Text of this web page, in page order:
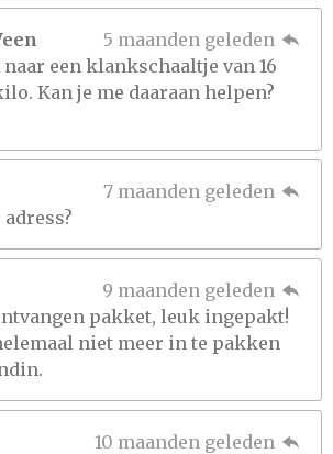
5 maanden geleden
een klankschaaltje van 16
Kan je me daaraan helpen?
7 maanden geleden
9 maanden geleden
pakket, leuk ingepakt!
niet meer in te pakken
10 maanden geleden